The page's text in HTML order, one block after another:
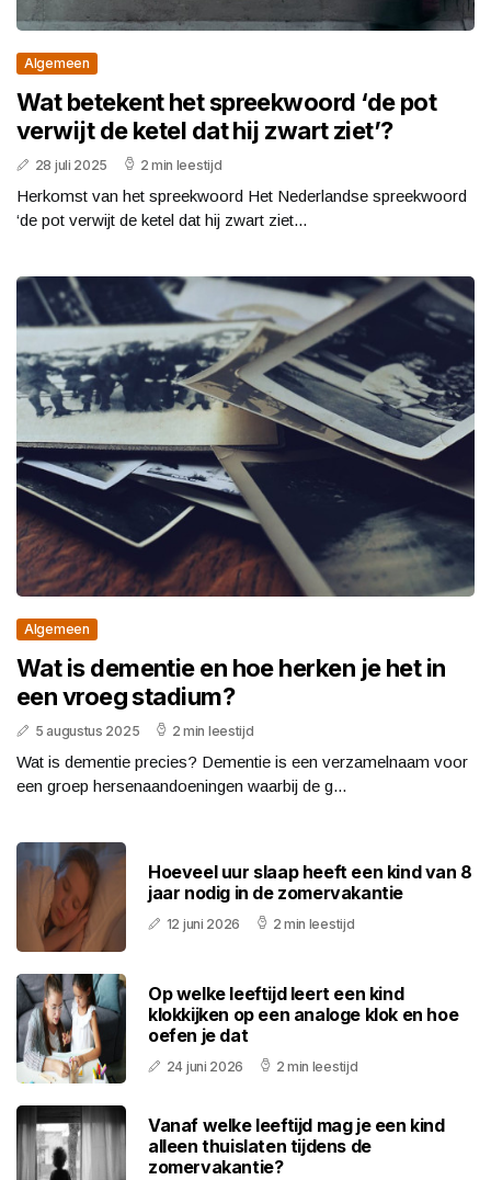
Algemeen
Wat betekent het spreekwoord ‘de pot
verwijt de ketel dat hij zwart ziet’?
28 juli 2025 2 min leestijd
Herkomst van het spreekwoord Het Nederlandse spreekwoord
‘de pot verwijt de ketel dat hij zwart ziet...
Algemeen
Wat is dementie en hoe herken je het in
een vroeg stadium?
5 augustus 2025 2 min leestijd
Wat is dementie precies? Dementie is een verzamelnaam voor
een groep hersenaandoeningen waarbij de g...
Hoeveel uur slaap heeft een kind van 8
jaar nodig in de zomervakantie
12 juni 2026 2 min leestijd
Op welke leeftijd leert een kind
klokkijken op een analoge klok en hoe
oefen je dat
24 juni 2026 2 min leestijd
Vanaf welke leeftijd mag je een kind
alleen thuislaten tijdens de
zomervakantie?